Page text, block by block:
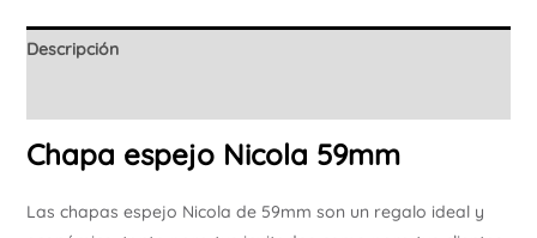
Descripción
Chapa espejo Nicola 59mm
Las chapas espejo Nicola de 59mm son un regalo ideal y